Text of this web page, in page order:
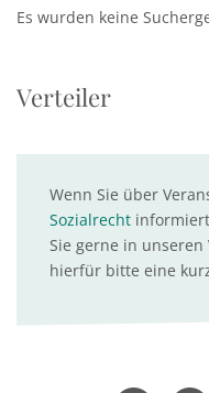
Es wurden keine
Verteiler
Wenn Sie über
Sozialrecht
Sie gerne in
hierfür bitte eine